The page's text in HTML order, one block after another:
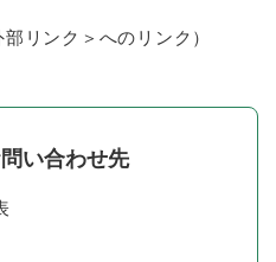
部リンク＞ へのリンク）
い合わせ先